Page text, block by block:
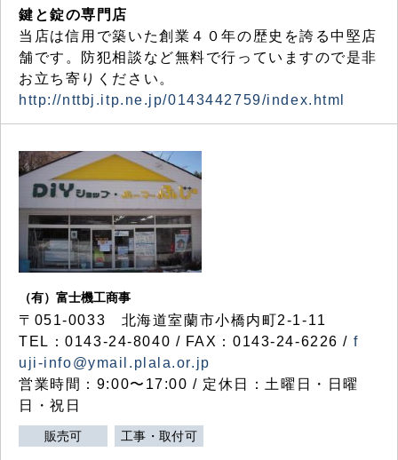
鍵と錠の専門店
当店は信用で築いた創業４０年の歴史を誇る中堅店
舗です。防犯相談など無料で行っていますので是非
お立ち寄りください。
http://nttbj.itp.ne.jp/0143442759/index.html
（有）富士機工商事
〒051-0033 北海道室蘭市小橋内町2-1-11
TEL：0143-24-8040 / FAX：0143-24-6226 / f
uji-info@ymail.plala.or.jp
営業時間：9:00〜17:00 / 定休日：土曜日・日曜
日・祝日
販売可 工事・取付可